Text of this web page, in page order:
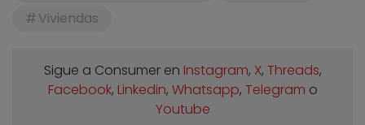
Viviendas
Sigue a Consumer en Instagram, X, Threads,
Facebook, Linkedin, Whatsapp, Telegram o
Youtube